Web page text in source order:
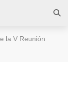
la V Reunión